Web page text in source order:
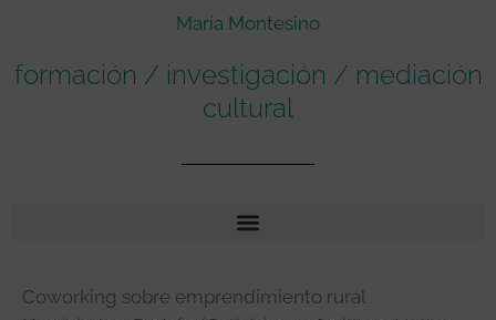
María Montesino
formación / investigación / mediación
cultural
Coworking sobre emprendimiento rural